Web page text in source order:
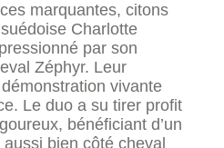
marquantes, citons
Charlotte
par son
Zéphyr. Leur
vivante
Le duo a su tirer profit
bénéficiant d’un
bien côté cheval